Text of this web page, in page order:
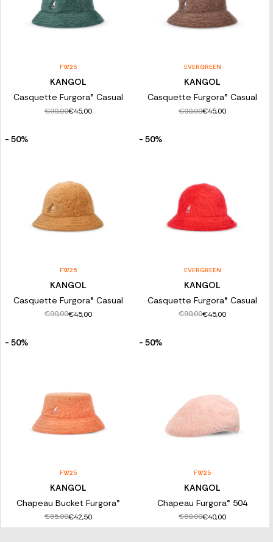
FW25
KANGOL
Casquette Furgora® Casual
€90,00€45,00
EVERGREEN
KANGOL
Casquette Furgora® Casual
€90,00€45,00
- 50%
FW25
KANGOL
Casquette Furgora® Casual
€90,00€45,00
- 50%
EVERGREEN
KANGOL
Casquette Furgora® Casual
€90,00€45,00
- 50%
FW25
KANGOL
Chapeau Bucket Furgora®
€85,00€42,50
- 50%
FW25
KANGOL
Chapeau Furgora® 504
€80,00€40,00